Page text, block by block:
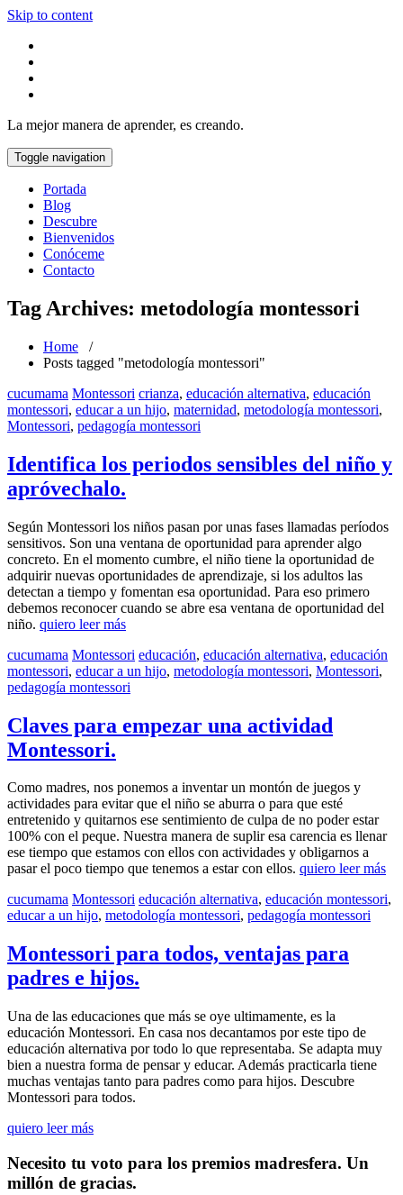
Skip to content
La mejor manera de aprender, es creando.
Toggle navigation
Portada
Blog
Descubre
Bienvenidos
Conóceme
Contacto
Tag Archives: metodología montessori
Home /
Posts tagged "metodología montessori"
cucumama Montessori crianza, educación alternativa, educación
montessori, educar a un hijo, maternidad, metodología montessori,
Montessori, pedagogía montessori
Identifica los periodos sensibles del niño y
apróvechalo.
Según Montessori los niños pasan por unas fases llamadas períodos
sensitivos. Son una ventana de oportunidad para aprender algo
concreto. En el momento cumbre, el niño tiene la oportunidad de
adquirir nuevas oportunidades de aprendizaje, si los adultos las
detectan a tiempo y fomentan esa oportunidad. Para eso primero
debemos reconocer cuando se abre esa ventana de oportunidad del
niño. quiero leer más
cucumama Montessori educación, educación alternativa, educación
montessori, educar a un hijo, metodología montessori, Montessori,
pedagogía montessori
Claves para empezar una actividad
Montessori.
Como madres, nos ponemos a inventar un montón de juegos y
actividades para evitar que el niño se aburra o para que esté
entretenido y quitarnos ese sentimiento de culpa de no poder estar
100% con el peque. Nuestra manera de suplir esa carencia es llenar
ese tiempo que estamos con ellos con actividades y obligarnos a
pasar el poco tiempo que tenemos a estar con ellos. quiero leer más
cucumama Montessori educación alternativa, educación montessori,
educar a un hijo, metodología montessori, pedagogía montessori
Montessori para todos, ventajas para
padres e hijos.
Una de las educaciones que más se oye ultimamente, es la
educación Montessori. En casa nos decantamos por este tipo de
educación alternativa por todo lo que representaba. Se adapta muy
bien a nuestra forma de pensar y educar. Además practicarla tiene
muchas ventajas tanto para padres como para hijos. Descubre
Montessori para todos.
quiero leer más
Necesito tu voto para los premios madresfera. Un
millón de gracias.